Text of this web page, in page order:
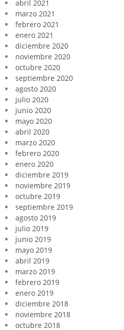
abril 2021
marzo 2021
febrero 2021
enero 2021
diciembre 2020
noviembre 2020
octubre 2020
septiembre 2020
agosto 2020
julio 2020
junio 2020
mayo 2020
abril 2020
marzo 2020
febrero 2020
enero 2020
diciembre 2019
noviembre 2019
octubre 2019
septiembre 2019
agosto 2019
julio 2019
junio 2019
mayo 2019
abril 2019
marzo 2019
febrero 2019
enero 2019
diciembre 2018
noviembre 2018
octubre 2018